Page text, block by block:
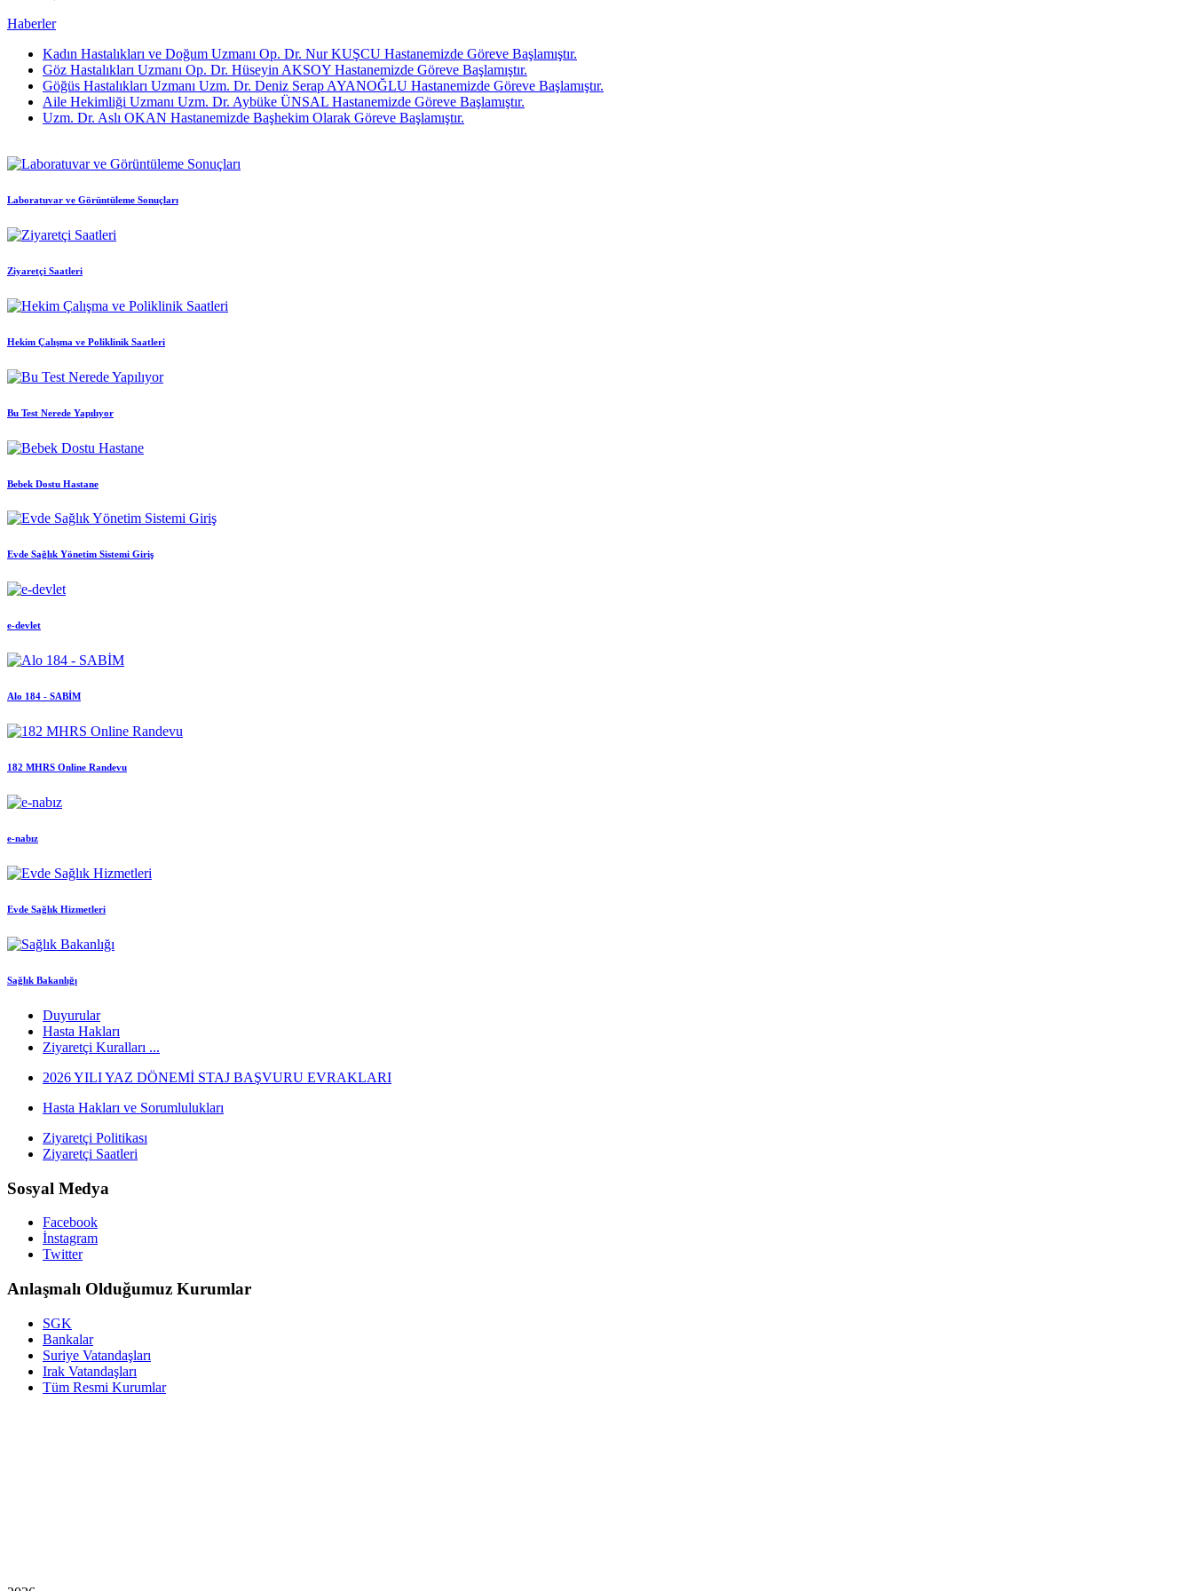
Haberler
Kadın Hastalıkları ve Doğum Uzmanı Op. Dr. Nur KUŞCU Hastanemizde Göreve Başlamıştır.
Göz Hastalıkları Uzmanı Op. Dr. Hüseyin AKSOY Hastanemizde Göreve Başlamıştır.
Göğüs Hastalıkları Uzmanı Uzm. Dr. Deniz Serap AYANOĞLU Hastanemizde Göreve Başlamıştır.
Aile Hekimliği Uzmanı Uzm. Dr. Aybüke ÜNSAL Hastanemizde Göreve Başlamıştır.
Uzm. Dr. Aslı OKAN Hastanemizde Başhekim Olarak Göreve Başlamıştır.
Laboratuvar ve Görüntüleme Sonuçları
Ziyaretçi Saatleri
Hekim Çalışma ve Poliklinik Saatleri
Bu Test Nerede Yapılıyor
Bebek Dostu Hastane
Evde Sağlık Yönetim Sistemi Giriş
e-devlet
Alo 184 - SABİM
182 MHRS Online Randevu
e-nabız
Evde Sağlık Hizmetleri
Sağlık Bakanlığı
Duyurular
Hasta Hakları
Ziyaretçi Kuralları ...
2026 YILI YAZ DÖNEMİ STAJ BAŞVURU EVRAKLARI
Hasta Hakları ve Sorumlulukları
Ziyaretçi Politikası
Ziyaretçi Saatleri
Sosyal Medya
Facebook
İnstagram
Twitter
Anlaşmalı Olduğumuz Kurumlar
SGK
Bankalar
Suriye Vatandaşları
Irak Vatandaşları
Tüm Resmi Kurumlar